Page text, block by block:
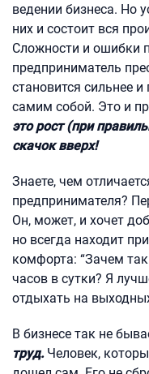
ведении бизнеса. Но
них и состоит вся
Сложности и ошибки
предприниматель
становится сильнее
самим собой. Это и
это рост (при
скачок вверх!
Знаете, чем
предпринимателя?
Он, может, и хочет
но всегда находит
комфорта: “Зачем
часов в сутки? Я
отдыхать на
В бизнесе так не
труд.Человек,